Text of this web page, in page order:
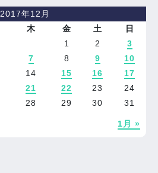
2017年12月
木 金 土 日
1月 »
1 2
3
7 8 9
10
14 15 16
17
21 22 23
24
28 29 30 31